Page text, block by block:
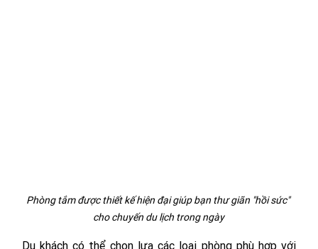
Phòng tắm được thiết kế hiện đại giúp bạn thư giãn "hồi sức"
cho chuyến du lịch trong ngày
Du khách có thể chọn lựa các loại phòng phù hợp với